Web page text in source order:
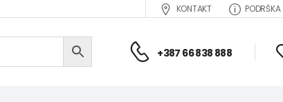
KONTAKT PODRŠKA
+387 66 838 888